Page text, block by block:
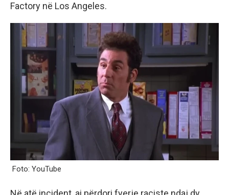
Factory në Los Angeles.
Foto: YouTube